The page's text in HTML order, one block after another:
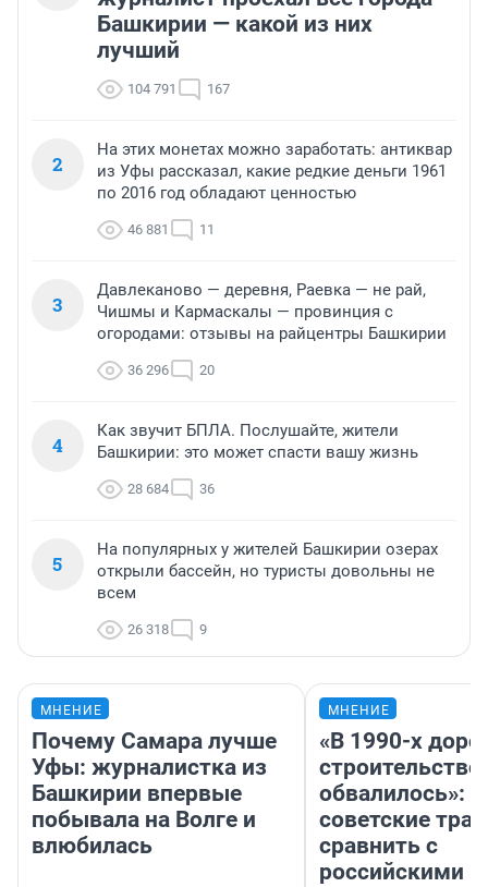
Башкирии — какой из них
лучший
104 791 167
2
На этих монетах можно заработать: антиквар
из Уфы рассказал, какие редкие деньги 1961
по 2016 год обладают ценностью
46 881 11
3
Давлеканово — деревня, Раевка — не рай,
Чишмы и Кармаскалы — провинция с
огородами: отзывы на райцентры Башкирии
36 296 20
4
Как звучит БПЛА. Послушайте, жители
Башкирии: это может спасти вашу жизнь
28 684 36
5
На популярных у жителей Башкирии озерах
открыли бассейн, но туристы довольны не
всем
26 318 9
МНЕНИЕ
Почему Самара лучше
Уфы: журналистка из
Башкирии впервые
побывала на Волге и
влюбилась
МНЕНИЕ
«В 1990-х
строительство
обвалилось»:
советские
сравнить с
российскими